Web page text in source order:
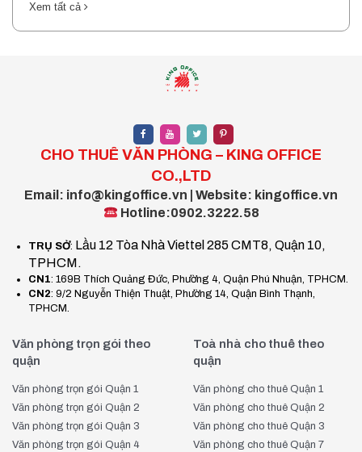
Xem tất cả
CHO THUÊ VĂN PHÒNG – KING OFFICE
CO.,LTD
Email: info@kingoffice.vn | Website: kingoffice.vn
Hotline:0902.3222.58
TRỤ SỞ: Lầu 12 Tòa Nhà Viettel 285 CMT8, Quận 10,
TPHCM.
CN1: 169B Thích Quảng Đức, Phường 4, Quận Phú Nhuận, TPHCM.
CN2: 9/2 Nguyễn Thiện Thuật, Phường 14, Quận Bình Thạnh,
TPHCM.
Văn phòng trọn gói theo
quận
Văn phòng trọn gói Quận 1
Văn phòng trọn gói Quận 2
Văn phòng trọn gói Quận 3
Văn phòng trọn gói Quận 4
Toà nhà cho thuê theo
quận
Văn phòng cho thuê Quận 1
Văn phòng cho thuê Quận 2
Văn phòng cho thuê Quận 3
Văn phòng cho thuê Quận 7